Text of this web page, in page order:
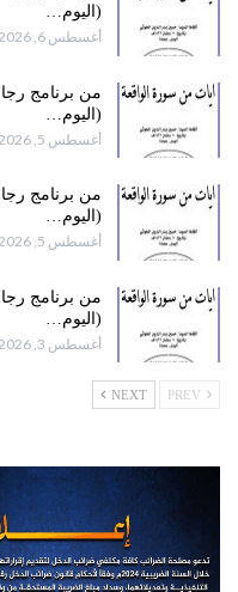
(اليوم…
أغسطس 6, 2026
من برنامج
(اليوم…
أغسطس 5, 2026
من برنامج
(اليوم…
أغسطس 5, 2026
من برنامج
(اليوم…
أغسطس 3, 2026
NEXT